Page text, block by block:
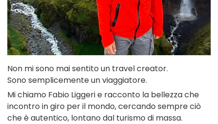
Non mi sono mai sentito un travel creator.
Sono semplicemente un viaggiatore.
Mi chiamo Fabio Liggeri e racconto la bellezza che
incontro in giro per il mondo, cercando sempre ciò
che è autentico, lontano dal turismo di massa.